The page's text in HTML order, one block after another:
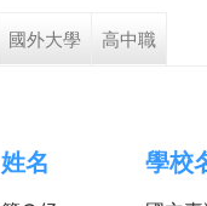
國外大學 高中職
姓名 學校